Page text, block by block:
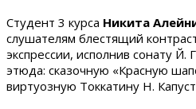
Студент 3 курса Никита
слушателям блестящий
экспрессии, исполнив сонату Й.
этюда: сказочную «Красную
виртуозную Токкатину Н.